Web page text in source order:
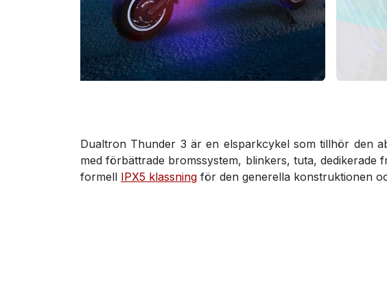
Dualtron Thunder 3 är en elsparkcykel som tillhör den
med förbättrade bromssystem, blinkers, tuta,
formell IPX5 klassning för den generella konstruktionen